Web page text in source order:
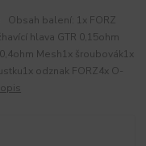
balení: 1x FORZ
hlava GTR 0,15ohm
Mesh1x šroubovák1x
odznak FORZ4x O-